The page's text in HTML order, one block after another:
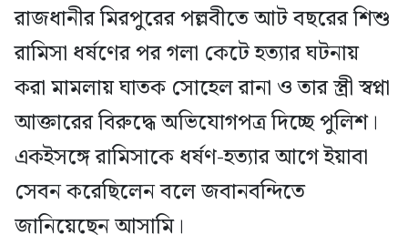
রাজধানীর মিরপুরের পল্লবীতে আট বছরের শিশু
রামিসা ধর্ষণের পর গলা কেটে হত্যার ঘটনায়
করা মামলায় ঘাতক সোহেল রানা ও তার স্ত্রী স্বপ্না
আক্তারের বিরুদ্ধে অভিযোগপত্র দিচ্ছে পুলিশ।
একইসঙ্গে রামিসাকে ধর্ষণ-হত্যার আগে ইয়াবা
সেবন করেছিলেন বলে জবানবন্দিতে
জানিয়েছেন আসামি।